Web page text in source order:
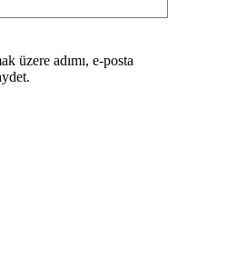
üzere adımı, e-posta